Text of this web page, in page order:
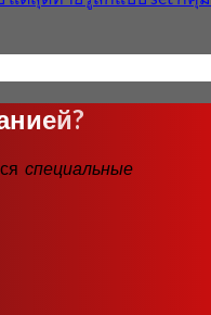
специальные